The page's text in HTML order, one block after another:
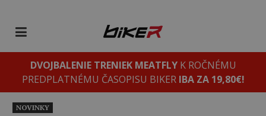
DVOJBALENIE TRENIEK MEATFLYK ROČNÉMU
PREDPLATNÉMU ČASOPISU BIKER IBA ZA 19,80€!
NOVINKY